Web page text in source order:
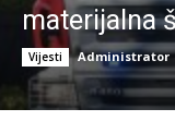
materijalna
Vijesti Administrator